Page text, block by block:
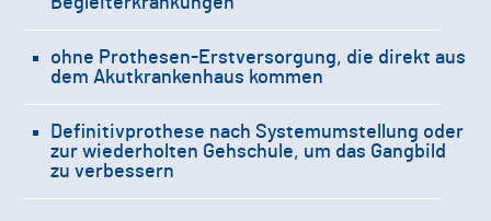
ohne Prothesen-Erstversorgung, die direkt aus
dem Akutkrankenhaus kommen
Definitivprothese nach Systemumstellung oder
zur wiederholten Gehschule, um das Gangbild
zu verbessern